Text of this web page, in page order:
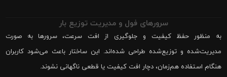
سرورهای فول و مدیریت توزیع بار
به منظور حفظ کیفیت و جلوگیری از افت سرعت، سرورها به صورت
مدیریت‌شده و توزیع‌شده طراحی شده‌اند. این ساختار باعث می‌شود کاربران
هنگام استفاده هم‌زمان، دچار افت کیفیت یا قطعی ناگهانی نشوند.